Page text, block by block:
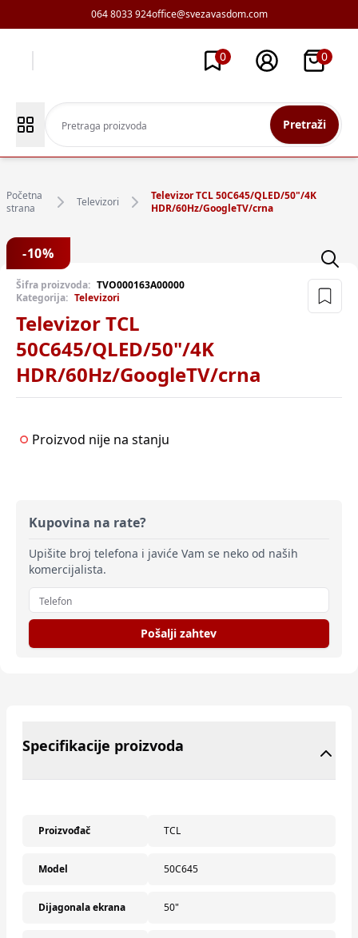
064 8033 924office@svezavasdom.com
0 0
Pretraži
Početna
strana
Televizori
Televizor TCL 50C645/QLED/50"/4K
HDR/60Hz/GoogleTV/crna
-10%
Šifra proizvoda: TVO000163A00000
Kategorija: Televizori
Televizor TCL
50C645/QLED/50"/4K
HDR/60Hz/GoogleTV/crna
Proizvod nije na stanju
Kupovina na rate?
Upišite broj telefona i javiće Vam se neko od naših
komercijalista.
Pošalji zahtev
Specifikacije proizvoda
Proizvođač TCL
Model 50C645
Dijagonala ekrana 50"